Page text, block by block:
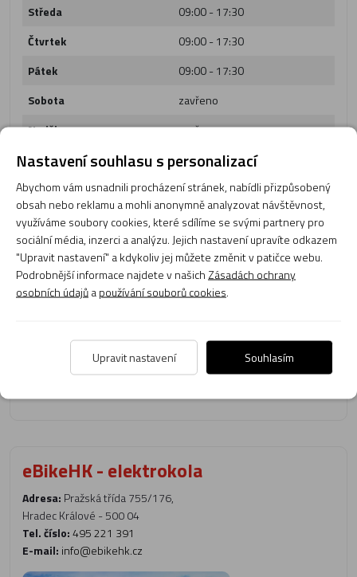
Středa
09:00 - 17:30
Čtvrtek
09:00 - 17:30
Pátek
09:00 - 17:30
Sobota
zavřeno
Neděle
zavřeno
eBikeHK - elektrokola
Adresa: Pražská třída 755/176,
Hradec Králové - 500 04
Tel. číslo:495 221 391
E-mail: info@ebikehk.cz
Nastavení souhlasu s personalizací
Abychom vám usnadnili procházení stránek, nabídli přizpůsobený
obsah nebo reklamu a mohli anonymně analyzovat návštěvnost,
využíváme soubory cookies, které sdílíme se svými partnery pro
sociální média, inzerci a analýzu. Jejich nastavení upravíte odkazem
"Upravit nastavení" a kdykoliv jej můžete změnit v patičce webu.
Podrobnější informace najdete v našich Zásadách ochrany
osobních údajůapoužívání souborů cookies.
Upravit nastavení Souhlasím